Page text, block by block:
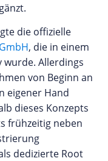
die offizielle
, die in einem
wurde. Allerdings
von Beginn an
eigener Hand
dieses Konzepts
frühzeitig neben
dedizierte Root